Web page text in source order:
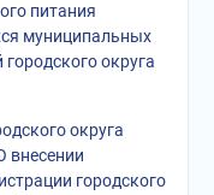
питания
муниципальных
округа
округа
внесении
городского